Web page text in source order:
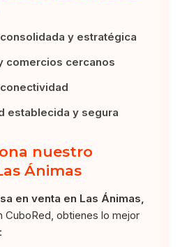
y estratégica
comercios cercanos
establecida y segura
nuestro
Ánimas
en venta en Las Ánimas,
CuboRed, obtienes lo mejor